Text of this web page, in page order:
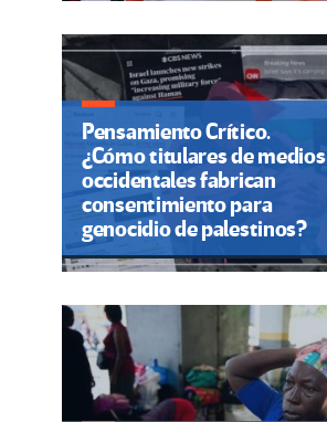
Pensamiento Crítico.
¿Cómo titulares de medios
occidentales fabrican
consentimiento para
genocidio de palestinos?